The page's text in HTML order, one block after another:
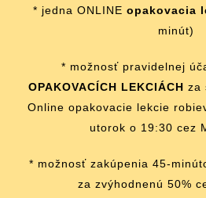
* jedna ONLINE opakovacia
minút)
* možnosť pravidelnej
OPAKOVACÍCH LEKCIÁCH za
Online opakovacie lekcie
utorok o 19:30 cez
* možnosť zakúpenia 45-
za zvýhodnenú 50%